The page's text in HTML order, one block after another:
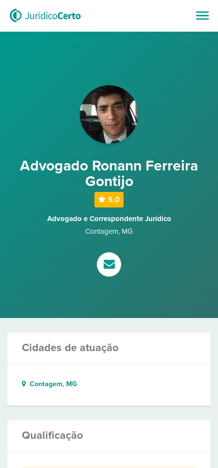
Advogado Ronann Ferreira
Gontijo
5,0
Advogado e Correspondente Jurídico
Contagem, MG
Cidades de atuação
Contagem, MG
Qualificação